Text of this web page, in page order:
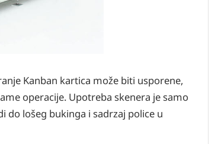
Kanban kartica može biti usporene,
operacije. Upotreba skenera je samo
do lošeg bukinga i sadrzaj police u